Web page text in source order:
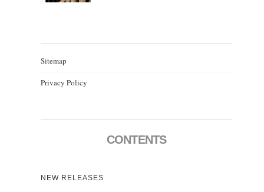
Sitemap
Privacy Policy
CONTENTS
NEW RELEASES